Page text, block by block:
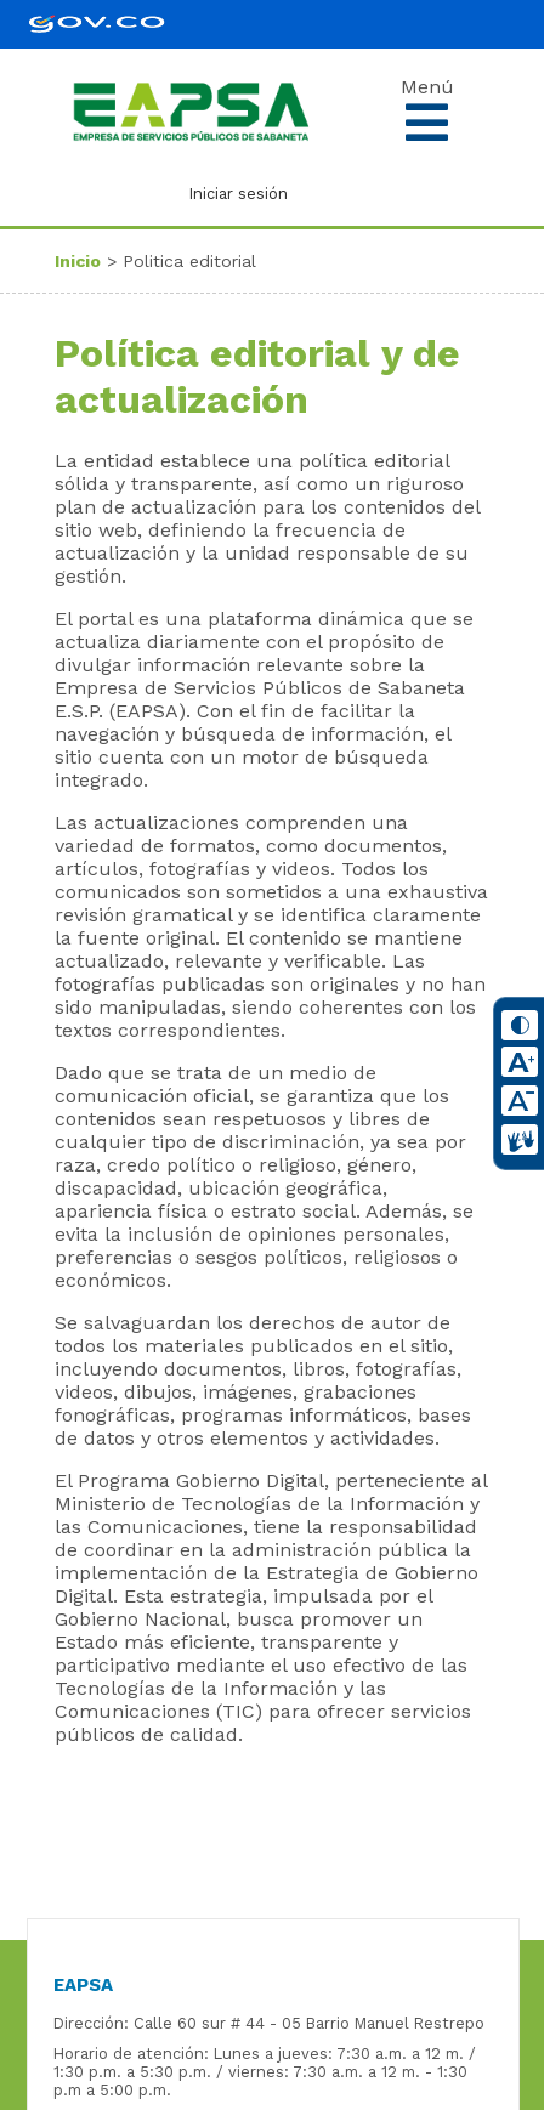
Menú
Iniciar sesión
Inicio> Politica editorial
Política editorial y de
actualización
La entidad establece una política editorial
sólida y transparente, así como un riguroso
plan de actualización para los contenidos del
sitio web, definiendo la frecuencia de
actualización y la unidad responsable de su
gestión.
El portal es una plataforma dinámica que se
actualiza diariamente con el propósito de
divulgar información relevante sobre la
Empresa de Servicios Públicos de Sabaneta
E.S.P. (EAPSA). Con el fin de facilitar la
navegación y búsqueda de información, el
sitio cuenta con un motor de búsqueda
integrado.
Las actualizaciones comprenden una
variedad de formatos, como documentos,
artículos, fotografías y videos. Todos los
comunicados son sometidos a una exhaustiva
revisión gramatical y se identifica claramente
la fuente original. El contenido se mantiene
actualizado, relevante y verificable. Las
fotografías publicadas son originales y no han
sido manipuladas, siendo coherentes con los
textos correspondientes.
Dado que se trata de un medio de
comunicación oficial, se garantiza que los
contenidos sean respetuosos y libres de
cualquier tipo de discriminación, ya sea por
raza, credo político o religioso, género,
discapacidad, ubicación geográfica,
apariencia física o estrato social. Además, se
evita la inclusión de opiniones personales,
preferencias o sesgos políticos, religiosos o
económicos.
Se salvaguardan los derechos de autor de
todos los materiales publicados en el sitio,
incluyendo documentos, libros, fotografías,
videos, dibujos, imágenes, grabaciones
fonográficas, programas informáticos, bases
de datos y otros elementos y actividades.
El Programa Gobierno Digital, perteneciente al
Ministerio de Tecnologías de la Información y
las Comunicaciones, tiene la responsabilidad
de coordinar en la administración pública la
implementación de la Estrategia de Gobierno
Digital. Esta estrategia, impulsada por el
Gobierno Nacional, busca promover un
Estado más eficiente, transparente y
participativo mediante el uso efectivo de las
Tecnologías de la Información y las
Comunicaciones (TIC) para ofrecer servicios
públicos de calidad.
EAPSA
Dirección: Calle 60 sur # 44 - 05 Barrio Manuel Restrepo
Horario de atención: Lunes a jueves: 7:30 a.m. a 12 m. /
1:30 p.m. a 5:30 p.m. / viernes: 7:30 a.m. a 12 m. - 1:30
p.m a 5:00 p.m.